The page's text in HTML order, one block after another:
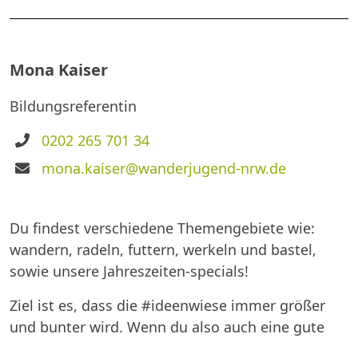
Mona Kaiser
Bildungsreferentin
Telefon
0202 265 701 34
E-
mona.kaiser@wanderjugend-nrw.de
Du findest verschiedene Themengebiete wie:
wandern, radeln, futtern, werkeln und bastel,
sowie unsere Jahreszeiten-specials!
Ziel ist es, dass die #ideenwiese immer größer
und bunter wird. Wenn du also auch eine gute